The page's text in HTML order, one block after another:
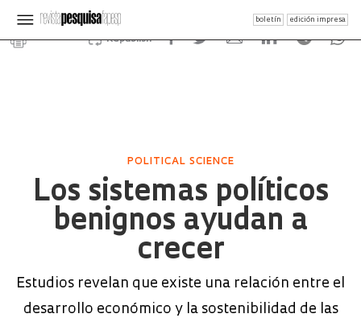
boletín edición impresa
Republish
POLITICAL SCIENCE
Los sistemas políticos
benignos ayudan a
crecer
Estudios revelan que existe una relación entre el
desarrollo económico y la sostenibilidad de las